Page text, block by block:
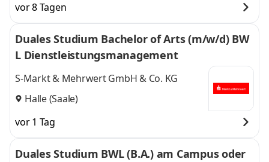
vor 8 Tagen
Duales Studium Bachelor of Arts (m/w/d) BW
L Dienstleistungsmanagement
S-Markt & Mehrwert GmbH & Co. KG
Halle (Saale)
vor 1 Tag
Duales Studium BWL (B.A.) am Campus oder